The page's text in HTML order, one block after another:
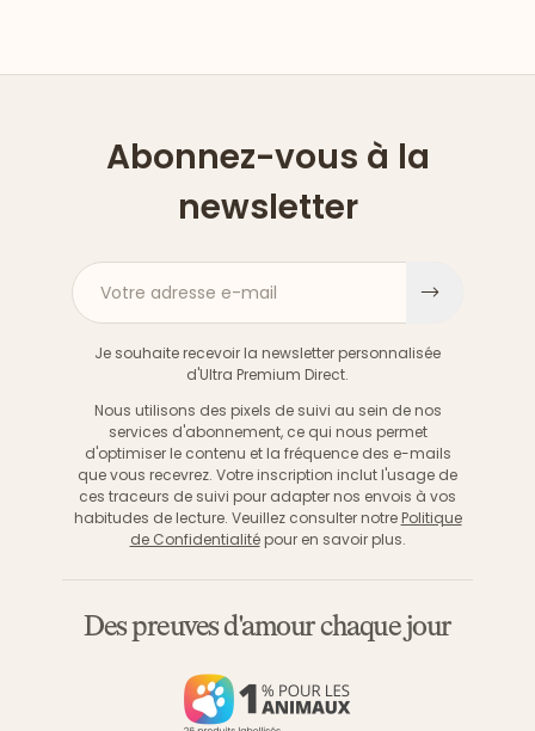
Abonnez-vous à la
newsletter
Votre adresse e-mail
Je souhaite recevoir la newsletter personnalisée
d'Ultra Premium Direct.
Nous utilisons des pixels de suivi au sein de nos
services d'abonnement, ce qui nous permet
d'optimiser le contenu et la fréquence des e-mails
que vous recevrez. Votre inscription inclut l'usage de
ces traceurs de suivi pour adapter nos envois à vos
habitudes de lecture. Veuillez consulter notre Politique
de Confidentialitépour en savoir plus.
Des preuves d'amour chaque jour